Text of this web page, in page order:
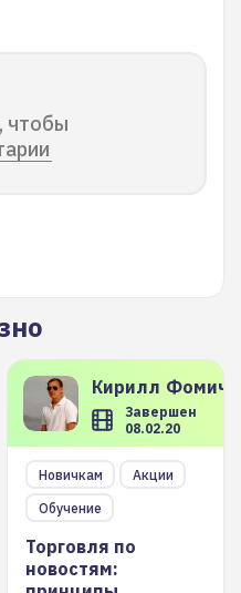
чтобы
Кирилл
Завершен
08.02.20
Новичкам
Акции
Обучение
Торговля по
новостям: